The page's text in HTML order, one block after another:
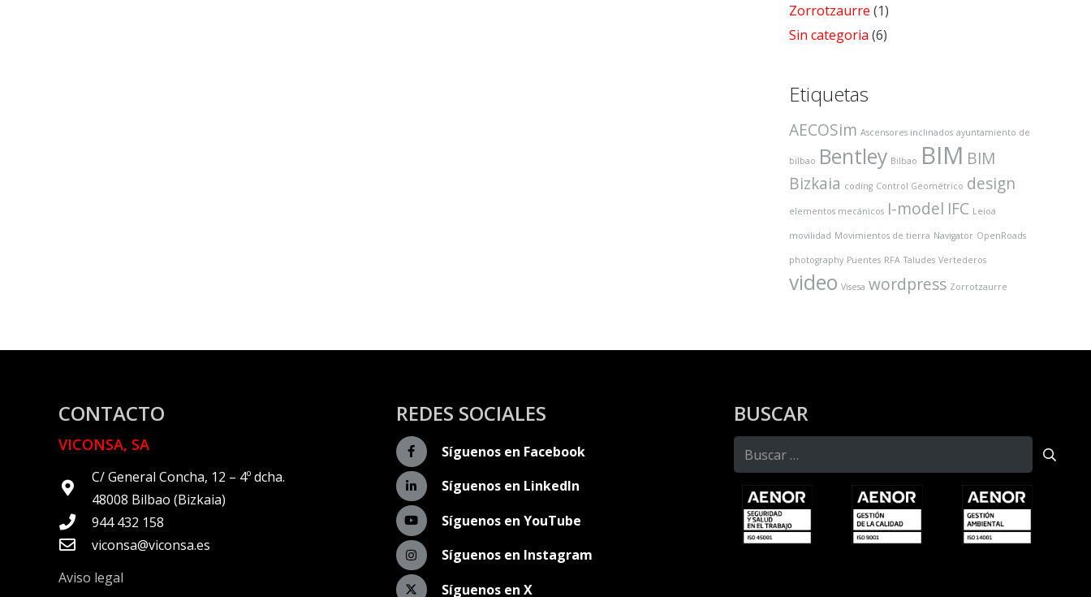
Zorrotzaurre (1)
Sin categoria (6)
Etiquetas
AECOSim Ascensores inclinados ayuntamiento de
bilbao Bentley Bilbao BIM BIM
Bizkaia coding Control Geométrico design
elementos mecánicos I-model IFC Leioa
movilidad Movimientos de tierra Navigator OpenRoads
photography Puentes RFA Taludes Vertederos
video Visesa wordpress Zorrotzaurre
CONTACTO
VICONSA, SA
C/ General Concha, 12 – 4º dcha.
48008 Bilbao (Bizkaia)
944 432 158
viconsa@viconsa.es
Aviso legal
REDES SOCIALES
Síguenos en Facebook
Síguenos en LinkedIn
Síguenos en YouTube
Síguenos en Instagram
Síguenos en X
BUSCAR
Buscar: